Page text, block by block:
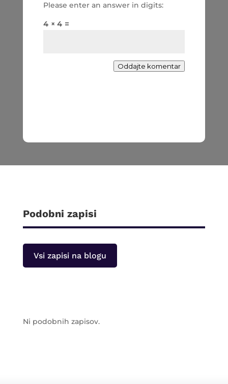
Please enter an answer in digits:
4 × 4 =
Oddajte komentar
Podobni zapisi
Vsi zapisi na blogu
Ni podobnih zapisov.